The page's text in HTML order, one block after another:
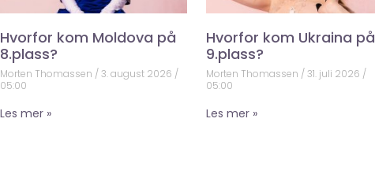
Hvorfor kom Moldova på
8.plass?
Morten Thomassen
3. august 2026
05:00
Les mer »
Hvorfor kom Ukraina på
9.plass?
Morten Thomassen 31. juli 2026
05:00
Les mer »